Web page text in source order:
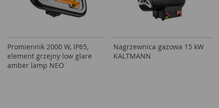
Promiennik 2000 W, IP65,
element grzejny low glare
amber lamp NEO
Nagrzewnica gazowa 15 kW
KALTMANN